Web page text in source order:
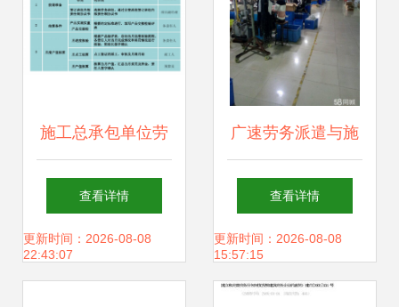
施工总承包单位劳
务结算资料编制与
管理指南
查看详情
更新时间：2026-08-08
22:43:07
广速劳务派遣与施
工总承包 强强联手
打造建筑行业新业
态
查看详情
更新时间：2026-08-08
15:57:15